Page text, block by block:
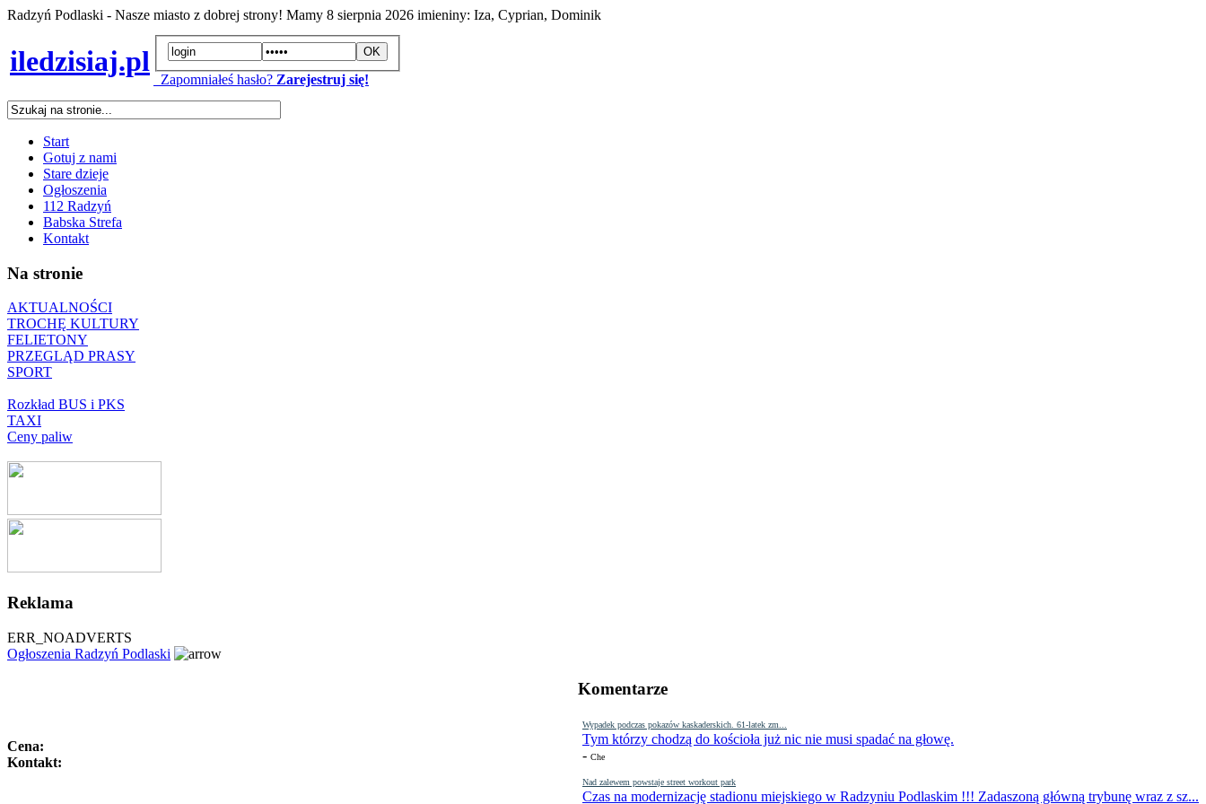
Radzyń Podlaski - Nasze miasto z dobrej strony! Mamy 8 sierpnia 2026 imieniny: Iza, Cyprian, Dominik
iledzisiaj.pl
Zapomniałeś hasło? Zarejestruj się!
Start
Gotuj z nami
Stare dzieje
Ogłoszenia
112 Radzyń
Babska Strefa
Kontakt
Na stronie
AKTUALNOŚCI
TROCHĘ KULTURY
FELIETONY
PRZEGLĄD PRASY
SPORT
Rozkład BUS i PKS
TAXI
Ceny paliw
Reklama
ERR_NOADVERTS
Komentarze
Wypadek podczas pokazów kaskaderskich. 61-latek zm...
Tym którzy chodzą do kościoła już nic nie musi spadać na głowę.
- Che
Nad zalewem powstaje street workout park
Czas na modernizację stadionu miejskiego w Radzyniu Podlaskim !!! Zadaszoną główną trybunę wraz z sz...
Ogłoszenia Radzyń Podlaski
Cena:
Kontakt: